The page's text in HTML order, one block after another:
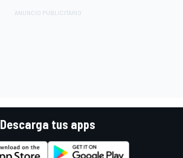
Descarga tus apps